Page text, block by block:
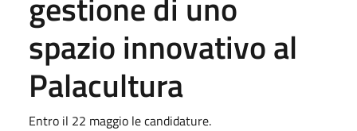
spazio innovativo al
Palacultura
Entro il 22 maggio le candidature.